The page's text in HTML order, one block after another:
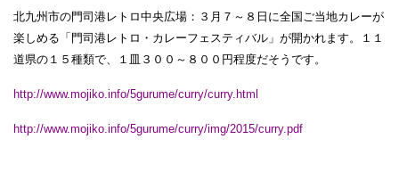
北九州市の門司港レトロ中央広場：３月７～８日に全国ご当地カレーが
楽しめる「門司港レトロ・カレーフェスティバル」が開かれます。１１
道県の１５種類で、１皿３００～８００円程度だそうです。
http://www.mojiko.info/5gurume/curry/curry.html
http://www.mojiko.info/5gurume/curry/img/2015/curry.pdf